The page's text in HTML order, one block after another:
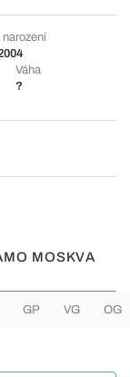
narození
Váha
?
MOSKVA
GP VG OG